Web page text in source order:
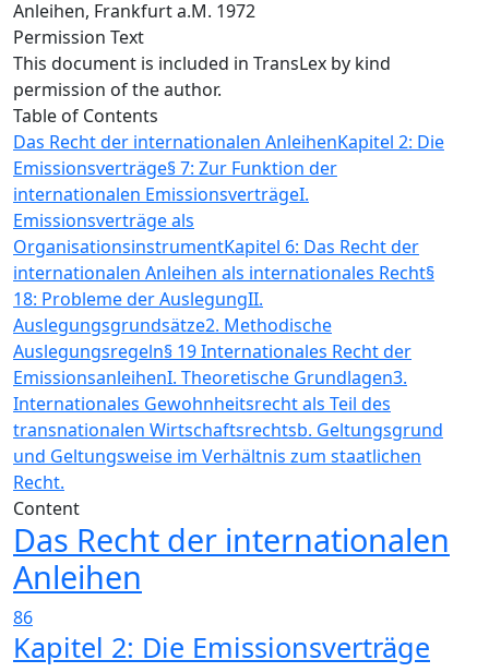
Anleihen, Frankfurt a.M. 1972
Permission Text
This document is included in TransLex by kind
permission of the author.
Table of Contents
Das Recht der internationalen AnleihenKapitel 2: Die
Emissionsverträge§ 7: Zur Funktion der
internationalen EmissionsverträgeI.
Emissionsverträge als
OrganisationsinstrumentKapitel 6: Das Recht der
internationalen Anleihen als internationales Recht§
18: Probleme der AuslegungII.
Auslegungsgrundsätze2. Methodische
Auslegungsregeln§ 19 Internationales Recht der
EmissionsanleihenI. Theoretische Grundlagen3.
Internationales Gewohnheitsrecht als Teil des
transnationalen Wirtschaftsrechtsb. Geltungsgrund
und Geltungsweise im Verhältnis zum staatlichen
Recht.
Content
Das Recht der internationalen
Anleihen
86
Kapitel 2: Die Emissionsverträge